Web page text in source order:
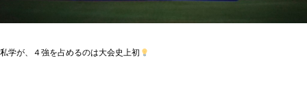
私学が、４強を占めるのは大会史上初